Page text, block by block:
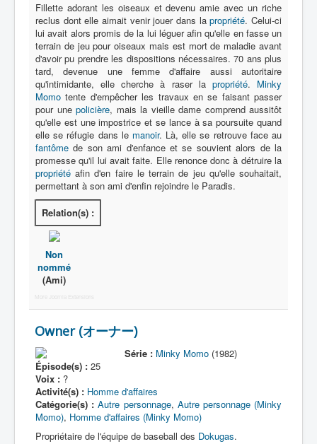
Fillette adorant les oiseaux et devenu amie avec un riche
reclus dont elle aimait venir jouer dans lapropriété. Celui-ci
lui avait alors promis de la lui léguer afin qu'elle en fasse un
terrain de jeu pour oiseaux mais est mort de maladie avant
d'avoir pu prendre les dispositions nécessaires. 70 ans plus
tard, devenue une femme d'affaire aussi autoritaire
qu'intimidante, elle cherche à raser la propriété. Minky
Momo tente d'empêcher les travaux en se faisant passer
pour une policière, mais la vieille dame comprend aussitôt
qu'elle est une impostrice et se lance à sa poursuite quand
elle se réfugie dans le manoir. Là, elle se retrouve face au
fantôme de son ami d'enfance et se souvient alors de la
promesse qu'il lui avait faite. Elle renonce donc à détruire la
propriété afin d'en faire le terrain de jeu qu'elle souhaitait,
permettant à son ami d'enfin rejoindre le Paradis.
Relation(s) :
Non
nommé
(Ami)
More Joomla Extensions
Owner (オーナー)
Série : Minky Momo(1982)
Épisode(s) : 25
Voix : ?
Activité(s) : Homme d'affaires
Catégorie(s) : Autre personnage, Autre personnage (Minky
Momo), Homme d'affaires (Minky Momo)
Propriétaire de l'équipe de baseball des Dokugas.